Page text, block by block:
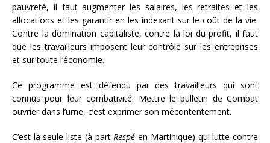
pauvreté, il faut augmenter les salaires, les retraites et les
allocations et les garantir en les indexant sur le coût de la vie.
Contre la domination capitaliste, contre la loi du profit, il faut
que les travailleurs imposent leur contrôle sur les entreprises
et sur toute l’économie.
Ce programme est défendu par des travailleurs qui sont
connus pour leur combativité. Mettre le bulletin de Combat
ouvrier dans l’urne, c’est exprimer son mécontentement.
C’est la seule liste (à partRespé en Martinique) qui lutte contre